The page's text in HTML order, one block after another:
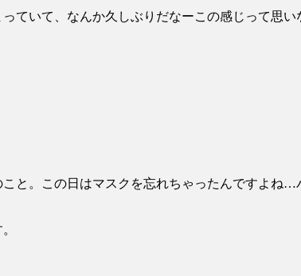
いて、なんか久しぶりだなーこの感じって思い
と。この日はマスクを忘れちゃったんですよね